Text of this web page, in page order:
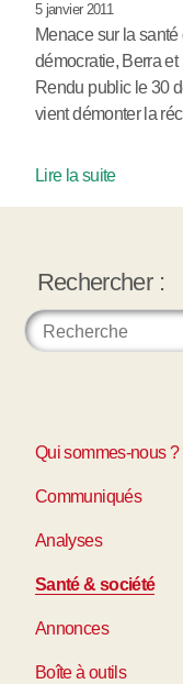
5 janvier 2011
Menace sur la
démocratie, Berra
Rendu public le 30
vient démonter la
Lire la suite
Rechercher :
Qui sommes-nous ?
Communiqués
Analyses
Santé & société
Annonces
Boîte à outils